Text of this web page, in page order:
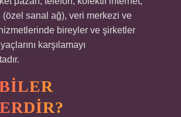
(özel sanal ağ), veri merkezi ve
hizmetlerinde bireyler ve şirketler
karşılamayı